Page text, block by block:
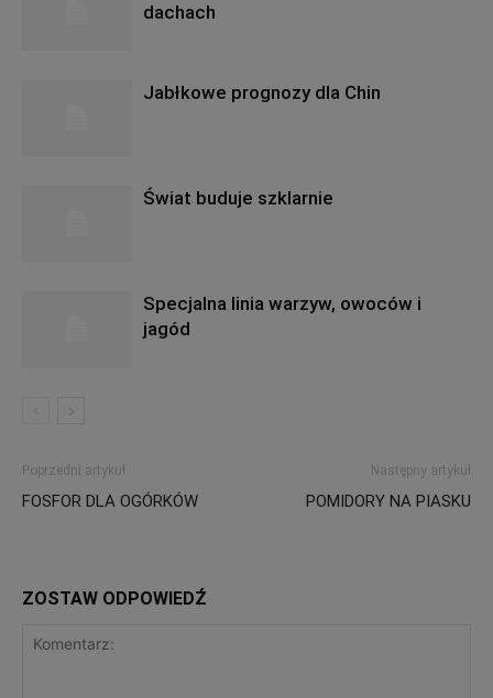
dachach
Jabłkowe prognozy dla Chin
Świat buduje szklarnie
Specjalna linia warzyw, owoców i
jagód
Poprzedni artykuł
FOSFOR DLA OGÓRKÓW
Następny artykuł
POMIDORY NA PIASKU
ZOSTAW ODPOWIEDŹ